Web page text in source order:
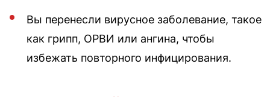
Вы перенесли вирусное заболевание, такое
как грипп, ОРВИ или ангина, чтобы
избежать повторного инфицирования.